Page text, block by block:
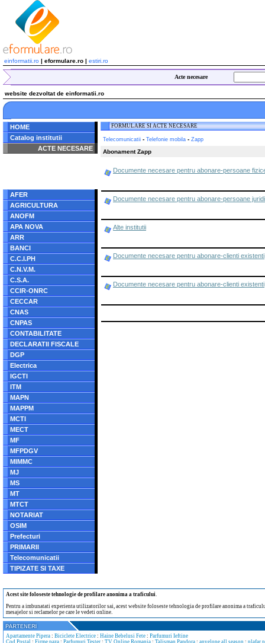
einformatii.ro | eformulare.ro | estiri.ro
Acte necesare
website dezvoltat de einformatii.ro
HOME
Catalog institutii
ACTE NECESARE
/home/eformulare.ro/public_html/navigare/stanga.php
AFER
AGRICULTURA
ANOFM
APA NOVA
ARR
BANCI
C.C.I.PH
C.N.V.M.
C.S.A.
CCIR-ONRC
CECCAR
CNAS
CNPAS
CONTABILITATE
DECLARATII FISCALE
DGP
Electrica
IGCTI
ITM
MAPN
MAPPM
MCTI
MECT
MF
MFPDGV
MIMMC
MJ
MS
MT
MTCT
NOTARIAT
OSIM
Prefecturi
PRIMARII
Telecomunicatii
TIPIZATE SI TAXE
FORMULARE SI ACTE NECESARE
Telecomunicatii - Telefonie mobila - Zapp
Abonament Zapp
Documente necesare pentru abonare-persoane
Documente necesare pentru abonare-persoane
Alte institutii
Documente necesare pentru abonare-clienti
Documente necesare pentru abonare-clienti
Acest site foloseste tehnologie de profilare anonima a traficului.
Pentru a imbunatati experienta utilizatorilor sai, acest website foloseste tehnologia de profilare anonima a
mesajelor si reclamelor pe care le vedeti online.
Apartamente Pipera : Biciclete Electrice : Haine Bebelusi Fete : Parfumuri Ieftine
Cod Postal : Firme paza : Parfumuri Tester : TV Online Romania : Talisman Pandora : anvelope all season : plafar